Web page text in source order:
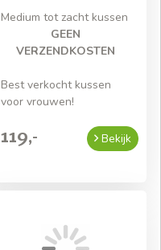
Medium tot zacht kussen
GEEN
VERZENDKOSTEN
Best verkocht kussen
voor vrouwen!
119,- Bekijk